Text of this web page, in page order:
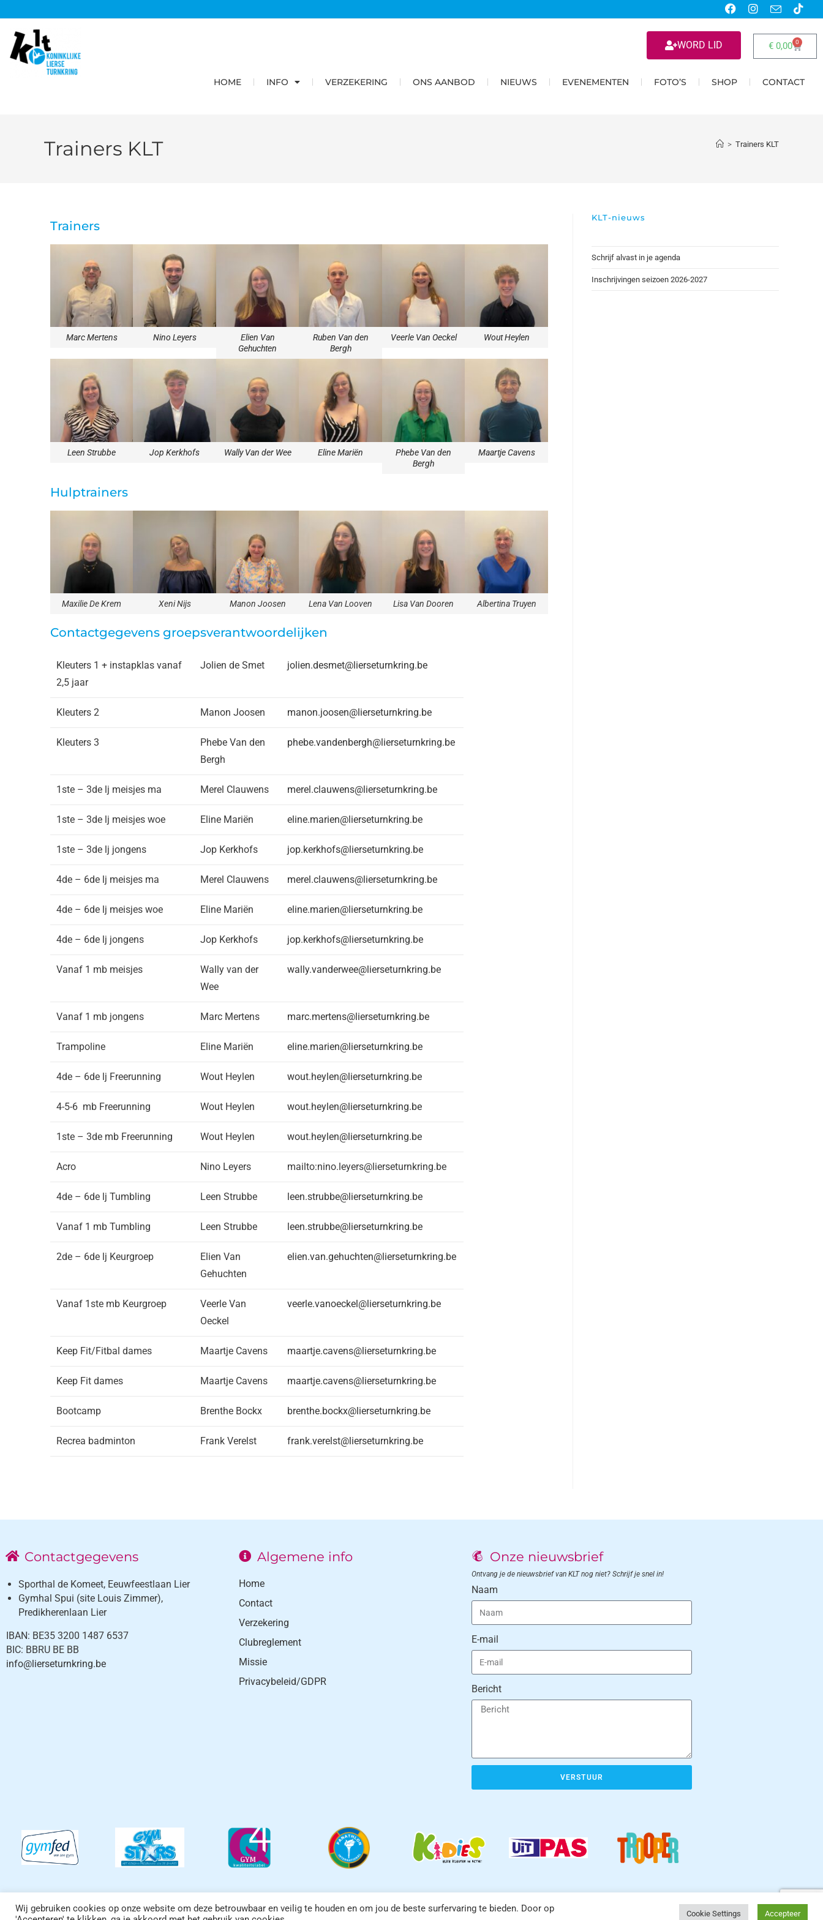
WORD LID €0,00 0
HOME INFO VERZEKERING ONS AANBOD NIEUWS EVENEMENTEN FOTO’S SHOP CONTACT
Trainers KLT > Trainers KLT
Trainers
Marc Mertens Nino Leyers
Elien Van
Gehuchten
Ruben Van den
Bergh
Veerle Van Oeckel Wout Heylen
Leen Strubbe Jop Kerkhofs Wally Van der Wee Eline Mariën
Phebe Van den
Bergh
Maartje Cavens
Hulptrainers
Maxilie De Krem Xeni Nijs Manon Joosen Lena Van Looven Lisa Van Dooren Albertina Truyen
Contactgegevens groepsverantwoordelijken
Kleuters 1 + instapklas vanaf
2,5 jaar
Jolien de Smet jolien.desmet@lierseturnkring.be
Kleuters 2 Manon Joosen manon.joosen@lierseturnkring.be
Kleuters 3
Phebe Van den
Bergh
phebe.vandenbergh@lierseturnkring.be
1ste – 3de lj meisjes ma Merel Clauwens merel.clauwens@lierseturnkring.be
1ste – 3de lj meisjes woe Eline Mariën eline.marien@lierseturnkring.be
1ste – 3de lj jongens Jop Kerkhofs jop.kerkhofs@lierseturnkring.be
4de – 6de lj meisjes ma Merel Clauwens merel.clauwens@lierseturnkring.be
4de – 6de lj meisjes woe Eline Mariën eline.marien@lierseturnkring.be
4de – 6de lj jongens Jop Kerkhofs jop.kerkhofs@lierseturnkring.be
Vanaf 1 mb meisjes
Wally van der
Wee
wally.vanderwee@lierseturnkring.be
Vanaf 1 mb jongens Marc Mertens marc.mertens@lierseturnkring.be
Trampoline Eline Mariën eline.marien@lierseturnkring.be
4de – 6de lj Freerunning Wout Heylen wout.heylen@lierseturnkring.be
4-5-6 mb Freerunning Wout Heylen wout.heylen@lierseturnkring.be
1ste – 3de mb Freerunning Wout Heylen wout.heylen@lierseturnkring.be
Acro Nino Leyers mailto:nino.leyers@lierseturnkring.be
4de – 6de lj Tumbling Leen Strubbe leen.strubbe@lierseturnkring.be
Vanaf 1 mb Tumbling Leen Strubbe leen.strubbe@lierseturnkring.be
2de – 6de lj Keurgroep
Elien Van
Gehuchten
elien.van.gehuchten@lierseturnkring.be
Vanaf 1ste mb Keurgroep
Veerle Van
Oeckel
veerle.vanoeckel@lierseturnkring.be
Keep Fit/Fitbal dames Maartje Cavens maartje.cavens@lierseturnkring.be
Keep Fit dames Maartje Cavens maartje.cavens@lierseturnkring.be
Bootcamp Brenthe Bockx brenthe.bockx@lierseturnkring.be
Recrea badminton Frank Verelst frank.verelst@lierseturnkring.be
KLT-nieuws
Schrijf alvast in je agenda
Inschrijvingen seizoen 2026-2027
Contactgegevens
Sporthal de Komeet, Eeuwfeestlaan Lier
Gymhal Spui (site Louis Zimmer),
Predikherenlaan Lier
IBAN: BE35 3200 1487 6537
BIC: BBRU BE BB
info@lierseturnkring.be
Algemene info
Home
Contact
Verzekering
Clubreglement
Missie
Privacybeleid/GDPR
Onze nieuwsbrief
Ontvang je de nieuwsbrief van KLT nog niet? Schrijf je snel in!
Naam
E-mail
Bericht
VERSTUUR
© Kon. Lierse turnkring vzw | Website doorblueblot.be
Wij gebruiken cookies op onze website om deze betrouwbaar en veilig te houden en om jou de beste surfervaring te bieden. Door op
Cookie Settings Accepteer